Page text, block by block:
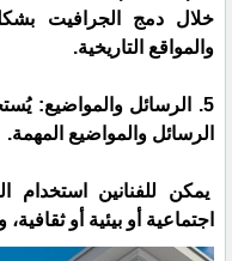
خلال دمج الجرافيت
والمواقع التاريخية.
5. الرسائل والمواضيع:
الرسائل والمواضيع المهمة.
يمكن للفنانين استخدام
اجتماعية أو بيئية أو